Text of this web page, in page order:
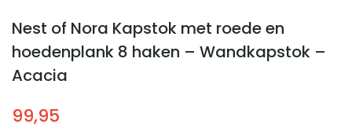
Nest of Nora Kapstok met roede en
hoedenplank 8 haken – Wandkapstok –
Acacia
99,95